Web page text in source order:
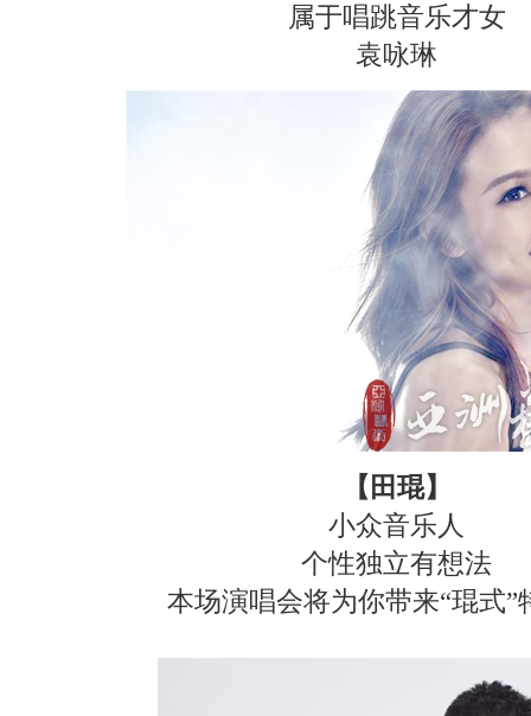
属于唱跳音乐才女
袁咏琳
【田琨】
小众音乐人
个性独立有想法
本场演唱会将为你带来“琨式”